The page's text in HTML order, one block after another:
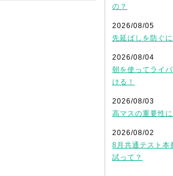
の？
2026/08/05
先延ばしを防ぐに
2026/08/04
朝を使ってライ
ける！
2026/08/03
高マスの重要性
2026/08/02
8月共通テスト本
試って？